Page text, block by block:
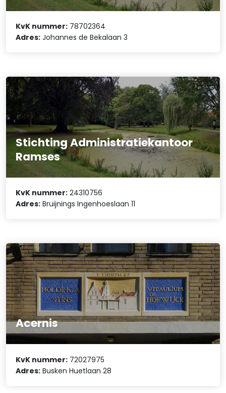
KvK nummer: 78702364
Adres: Johannes de Bekalaan 3
Stichting Administratiekantoor
Ramses
KvK nummer: 24310756
Adres: Bruijnings Ingenhoeslaan 11
Acernis
KvK nummer: 72027975
Adres: Busken Huetlaan 28